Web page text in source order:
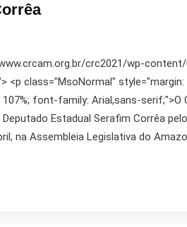
crc2021/wp-
<p class="MsoNormal"
font-family: Arial,sans-serif;">O
Estadual Serafim Corrêa
na Assembleia Legislativa do